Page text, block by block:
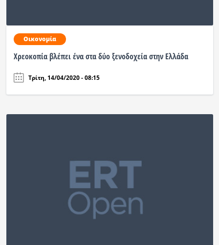
Εκπομπές
Πολιτισμός
Οικονομία
Χρεοκοπία βλέπει ένα στα δύο ξενοδοχεία στην Ελλάδα
Τρίτη, 14/04/2020 - 08:15